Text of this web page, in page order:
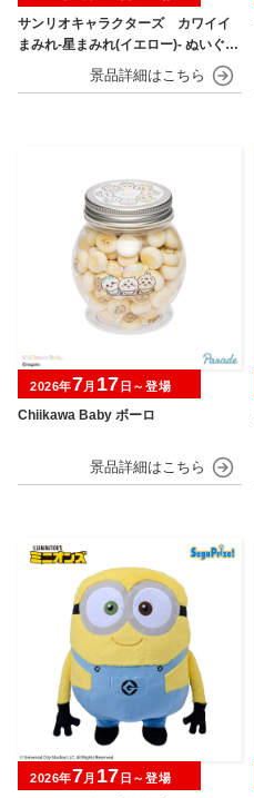
サンリオキャラクターズ カワイイ
まみれ-星まみれ(イエロー)- ぬいぐる
Chiikawa Baby ボーロ
2026年7月 17 日～登場
2026年7月 17 日～登場